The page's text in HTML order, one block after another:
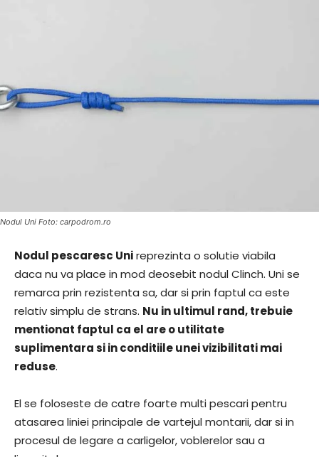
Nodul Uni Foto: carpodrom.ro
Nodul pescaresc Unireprezinta o solutie viabila
daca nu va place in mod deosebit nodul Clinch. Uni se
remarca prin rezistenta sa, dar si prin faptul ca este
relativ simplu de strans. Nu in ultimul rand, trebuie
mentionat faptul ca el are o utilitate
suplimentara si in conditiile unei vizibilitati mai
reduse.
El se foloseste de catre foarte multi pescari pentru
atasarea liniei principale de vartejul montarii, dar si in
procesul de legare a carligelor, voblerelor sau a